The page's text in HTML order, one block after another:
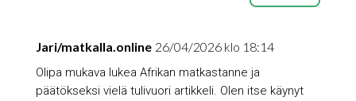
Jari/matkalla.online 26/04/2026 klo 18:14
Olipa mukava lukea Afrikan matkastanne ja
päätökseksi vielä tulivuori artikkeli. Olen itse käynyt